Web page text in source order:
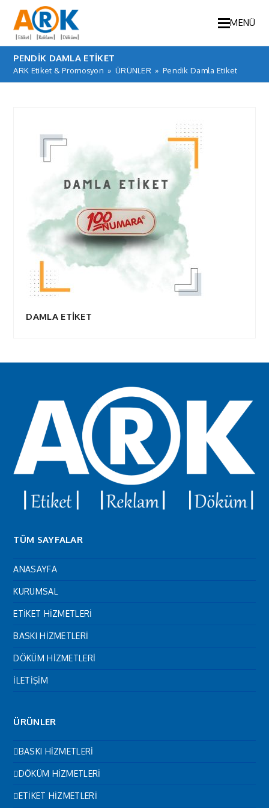
MENÜ
PENDIK DAMLA ETIKET
ARK Etiket & Promosyon » ÜRÜNLER » Pendik Damla Etiket
DAMLA ETİKET
TÜM SAYFALAR
ANASAYFA
KURUMSAL
ETİKET HİZMETLERİ
BASKI HİZMETLERİ
DÖKÜM HİZMETLERİ
İLETİŞİM
ÜRÜNLER
BASKI HİZMETLERİ
DÖKÜM HİZMETLERİ
ETİKET HİZMETLERİ